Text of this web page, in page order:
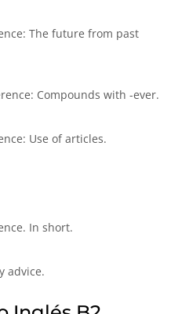
The future from past
Compounds with -ever.
Use of articles.
In short.
advice.